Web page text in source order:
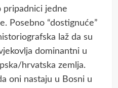
pripadnici jedne
Posebno “dostignuće”
laž da su
dominantni u
hrvatska zemlja.
oni nastaju u Bosni u